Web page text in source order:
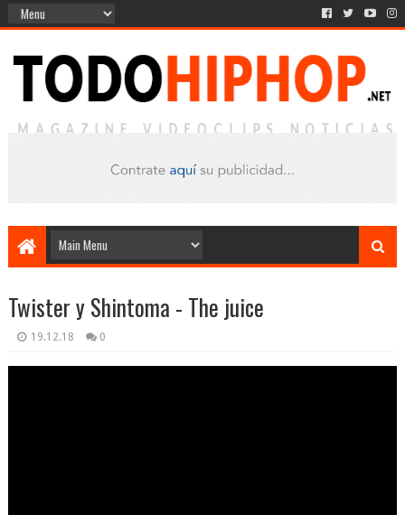
Twister y Shintoma - The juice
19.12.18 0